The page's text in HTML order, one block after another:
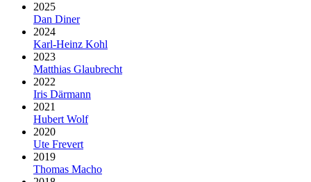
2025
Dan Diner
2024
Karl-Heinz Kohl
2023
Matthias Glaubrecht
2022
Iris Därmann
2021
Hubert Wolf
2020
Ute Frevert
2019
Thomas Macho